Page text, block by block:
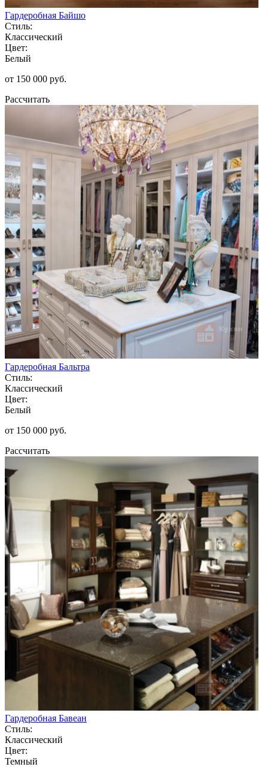
Гардеробная Байшо
Стиль:
Классический
Цвет:
Белый
от 150 000 руб.
Рассчитать
Гардеробная Бальтра
Стиль:
Классический
Цвет:
Белый
от 150 000 руб.
Рассчитать
Гардеробная Бавеан
Стиль:
Классический
Цвет:
Темный